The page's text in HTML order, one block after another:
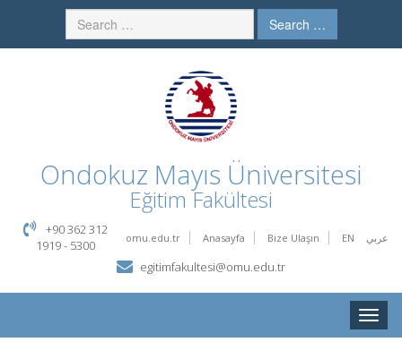
Search …
Ondokuz Mayıs Üniversitesi
Eğitim Fakültesi
omu.edu.tr Anasayfa Bize Ulaşın EN عربي
+90 362 312
1919 - 5300
egitimfakultesi@omu.edu.tr
Toggle